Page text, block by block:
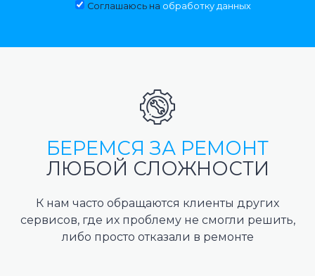
Соглашаюсь на обработку данных
БЕРЕМСЯ ЗА РЕМОНТ
ЛЮБОЙ СЛОЖНОСТИ
К нам часто обращаются клиенты других
сервисов, где их проблему не смогли решить,
либо просто отказали в ремонте